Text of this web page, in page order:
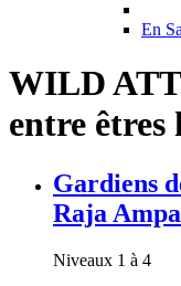
En
WILD
entre
Gardiens
Raja
Niveaux 1 à 4